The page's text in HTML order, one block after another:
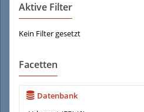
Aktive Filter
Kein Filter gesetzt
Facetten
Datenbank